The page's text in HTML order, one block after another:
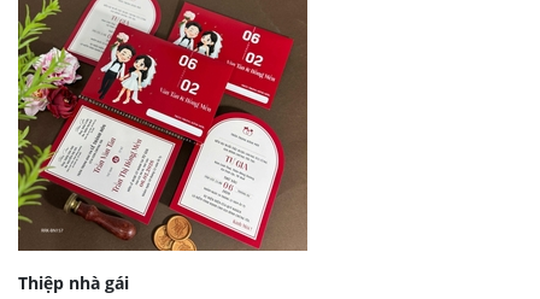
Thiệp nhà gái